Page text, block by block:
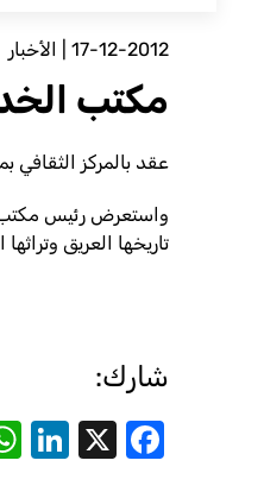
17-12-2012 الأخبار
مكتب
عقد بالمركز
تاريخها العريق
شارك:
X